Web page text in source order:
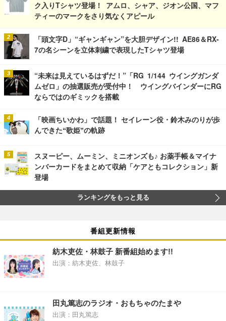
ク入りTシャツ登場！ アムロ、シャア、ジオン公国、マフ
ティーのマークをさり気なくアピール
「頭文字D」“ギャンギャン”を大胆デザイン!! AE86＆RX-
7の名シーンを立体刺繍で表現したTシャツ登場
“未来は見えているはずだ！”「RG 1/144 ウイングガンダ
ムゼロ」の抽選販売が受付中！ ウイングバインダーにRG
ならではのギミックを搭載
「映画ちいかわ」で話題！ セイレーン役・鈴木みのりが歩
んできた“歌姫”の軌跡
スヌーピー、ムーミン、ミニオンズも♪ お薬手帳＆マイナ
ンバーカードをまとめて収納「ケアともコレクション」新
登場
ランキングをもっと見る
番組更新情報
紡木吏佐・林鼓子 新番組始めます!!
出演：紡木吏佐、林鼓子
田丸篤志のラジオ・おもちゃのたまや
出演：田丸篤志